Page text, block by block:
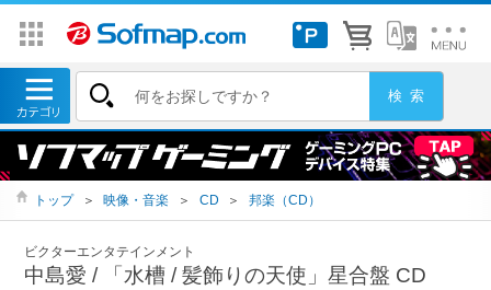
トップ ＞ 映像・音楽 ＞ CD ＞ 邦楽（CD）
ビクターエンタテインメント
中島愛 / 「水槽 / 髪飾りの天使」星合盤 CD